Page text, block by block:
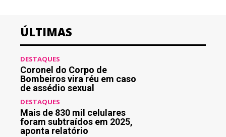
ÚLTIMAS
DESTAQUES
Coronel do Corpo de
Bombeiros vira réu em caso
de assédio sexual
DESTAQUES
Mais de 830 mil celulares
foram subtraídos em 2025,
aponta relatório